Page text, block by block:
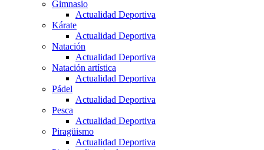
Gimnasio
Actualidad Deportiva
Kárate
Actualidad Deportiva
Natación
Actualidad Deportiva
Natación artística
Actualidad Deportiva
Pádel
Actualidad Deportiva
Pesca
Actualidad Deportiva
Piragüismo
Actualidad Deportiva